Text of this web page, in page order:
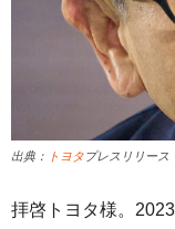
出典： トヨタプレスリリース
拝啓トヨタ様。